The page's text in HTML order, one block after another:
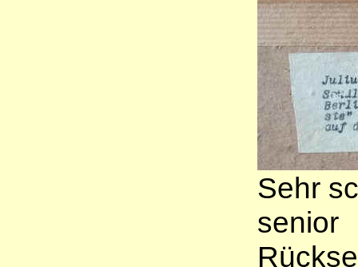
Sehr
senior